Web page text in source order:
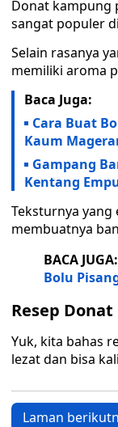
Donat kampung
sangat populer
Selain rasanya
memiliki aroma
Baca Juga:
Cara Buat
Kaum
Gampang
Kentang
Teksturnya
membuatnya
BACA JUGA:
Bolu
Resep
Yuk, kita bahas
lezat dan bisa
Laman